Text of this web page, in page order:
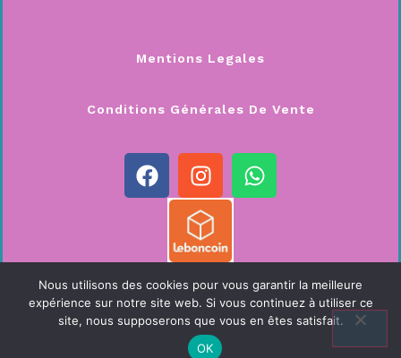
Mentions Legales
Conditions Générales De Vente
Copyright 2026 © All Right Reserved Toutip Evasion
Site créé par Druid Création
Nous utilisons des cookies pour vous garantir la meilleure
expérience sur notre site web. Si vous continuez à utiliser ce
site, nous supposerons que vous en êtes satisfait.
OK